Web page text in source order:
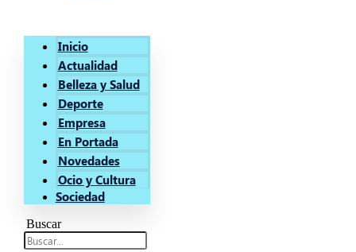
Inicio
Actualidad
Belleza y Salud
Deporte
Empresa
En Portada
Novedades
Ocio y Cultura
Sociedad
Buscar